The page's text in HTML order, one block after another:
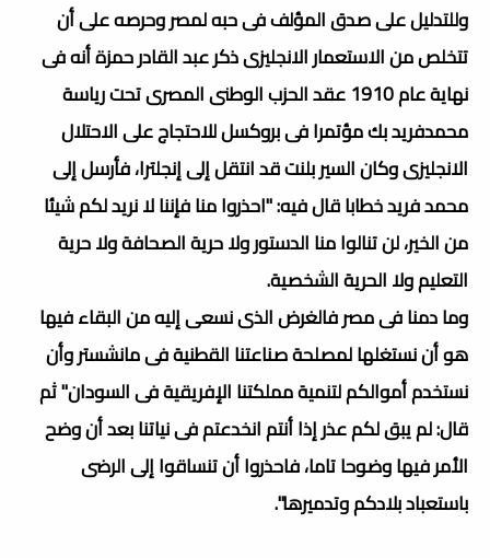
وللتدليل على صدق المؤلف فى حبه لمصر وحرصه على أن
تتخلص من الاستعمار الانجليزى ذكر عبد القادر حمزة أنه فى
نهاية عام 1910 عقد الحزب الوطنى المصرى تحت رياسة
محمدفريد بك مؤتمرا فى بروكسل للاحتجاج على الاحتلال
الانجليزى وكان السير بلنت قد انتقل إلى إنجلترا، فأرسل إلى
محمد فريد خطابا قال فيه: "احذروا منا فإننا لا نريد لكم شيئا
من الخير، لن تنالوا منا الدستور ولا حرية الصحافة ولا حرية
التعليم ولا الحرية الشخصية.
وما دمنا فى مصر فالغرض الذى نسعى إليه من البقاء فيها
هو أن نستغلها لمصلحة صناعتنا القطنية فى مانشستر وأن
نستخدم أموالكم لتنمية مملكتنا الإفريقية فى السودان" ثم
قال: لم يبق لكم عذر إذا أنتم انخدعتم فى نياتنا بعد أن وضح
الأمر فيها وضوحا تاما، فاحذروا أن تنساقوا إلى الرضى
باستعباد بلادكم وتدميرها".